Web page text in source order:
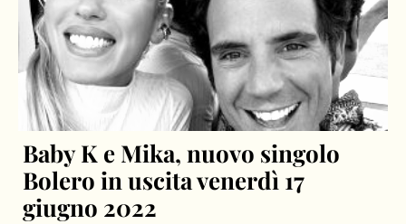
Baby K e Mika, nuovo singolo
Bolero in uscita venerdì 17
giugno 2022